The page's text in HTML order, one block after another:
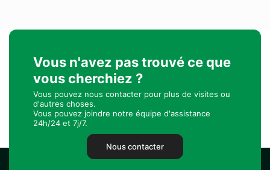
Vous n'avez pas trouvé ce que
vous cherchiez ?
Vous pouvez nous contacter pour plus de visites ou
d'autres choses.
Vous pouvez joindre notre équipe d'assistance
24h/24 et 7j/7.
Nous contacter